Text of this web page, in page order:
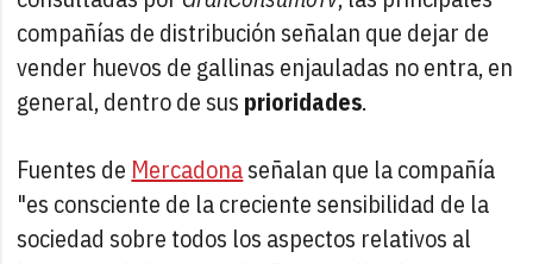
compañías de distribución señalan que dejar de
vender huevos de gallinas enjauladas no entra, en
general, dentro de sus prioridades.
Fuentes de Mercadonaseñalan que la compañía
"es consciente de la creciente sensibilidad de la
sociedad sobre todos los aspectos relativos al